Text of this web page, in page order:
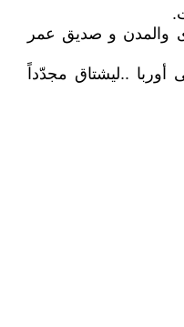
والمدن و صديق عمر
..ليشتاق مجدّداً